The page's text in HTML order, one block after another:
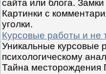
сайта или блога.
Картинки с
уголки.
Курсовые работы и не
Уникальные курсовые
психологическому
Тайна месторождения